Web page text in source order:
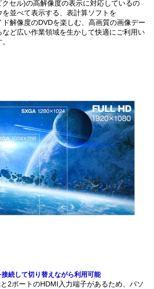
セル)の高解像度の表示に対応しているの
並べて表示する、表計算ソフトを
解像度のDVDを楽しむ、高画質の画像デー
など広い作業領域を生かして快適にご利用い
続して切り替えながら利用可能
2ポートのHDMI入力端子があるため、パソ